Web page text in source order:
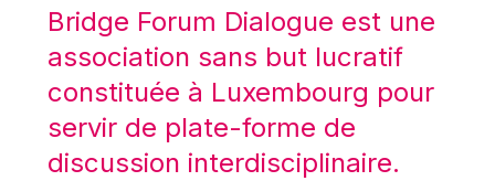
Mario Centeno
Mario Monti
Maroš ŠEFČOVIČ
Martin Bailey
Martine Reicherts
Bridge Forum Dialogue est une
association sans but lucratif
constituée à Luxembourg pour
servir de plate-forme de
discussion interdisciplinaire.